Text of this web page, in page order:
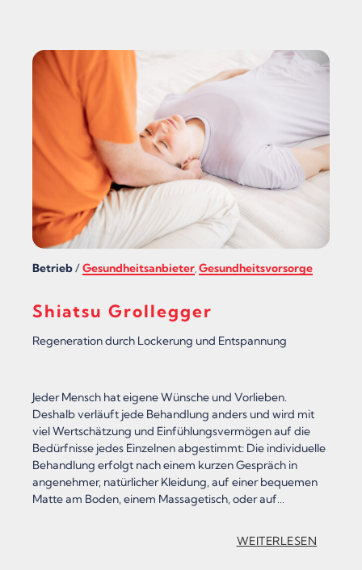
Betrieb/Gesundheitsanbieter, Gesundheitsvorsorge
Shiatsu Grollegger
Regeneration durch Lockerung und Entspannung
Jeder Mensch hat eigene Wünsche und Vorlieben.
Deshalb verläuft jede Behandlung anders und wird mit
viel Wertschätzung und Einfühlungsvermögen auf die
Bedürfnisse jedes Einzelnen abgestimmt: Die individuelle
Behandlung erfolgt nach einem kurzen Gespräch in
angenehmer, natürlicher Kleidung, auf einer bequemen
Matte am Boden, einem Massagetisch, oder auf…
WEITERLESEN